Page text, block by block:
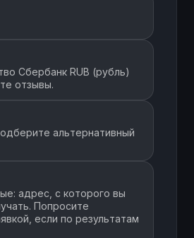
Сбербанк RUB (рубль)
отзывы.
альтернативный
адрес, с которого вы
Попросите
если по результатам